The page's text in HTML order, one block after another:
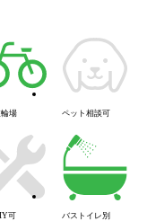
場 ペット相談可
可 バストイレ別